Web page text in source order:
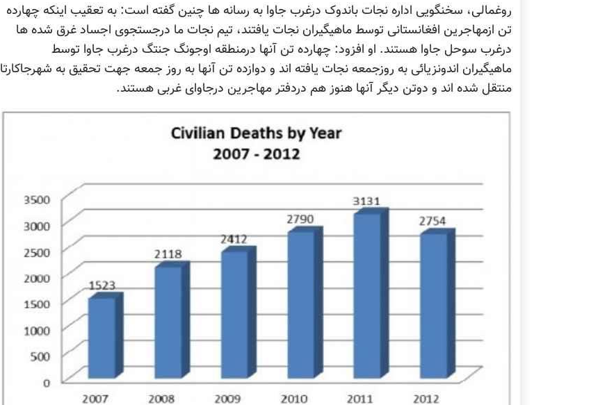
روغمالی، سخنگویی اداره نجات باندوک درغرب جاوا به رسانه ها چنین گفته است: به تعقیب اینکه چهارده
تن ازمهاجرین افغانستانی توسط ماهیگیران نجات یافتند، تیم نجات ما درجستجوی اجساد غرق شده ها
درغرب سوحل جاوا هستند. او افزود: چهارده تن آنها درمنطقه اوجونگ جنتگ درغرب جاوا توسط
ماهیگیران اندونزیائی به روزجمعه نجات یافته اند و دوازده تن آنها به روز جمعه جهت تحقیق به شهرجاکارتا
منتقل شده اند و دوتن دیگر آنها هنوز هم دردفتر مهاجرین درجاوای غربی هستند.